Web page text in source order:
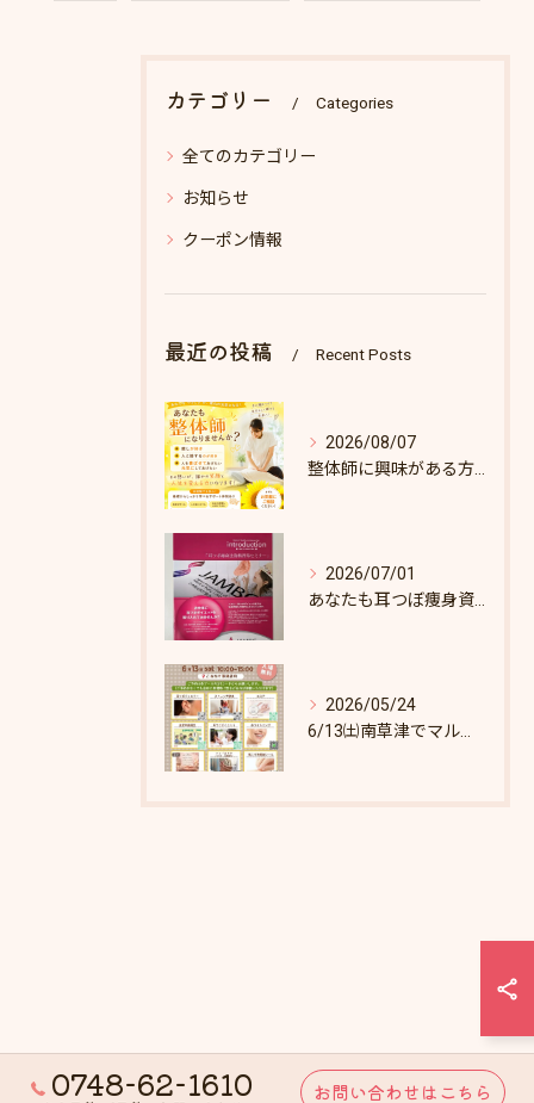
カテゴリー Categories
全てのカテゴリー
お知らせ
クーポン情報
最近の投稿 Recent Posts
2026/08/07
2026/07/01
2026/05/24
0748-62-1610 お問い合わせはこちら